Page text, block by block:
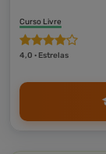
Curso Livre
4,0 · Estrelas